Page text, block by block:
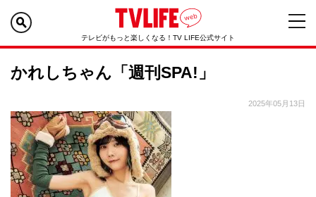
テレビがもっと楽しくなる！TV LIFE公式サイト
かれしちゃん「週刊SPA!」
2025年05月13日